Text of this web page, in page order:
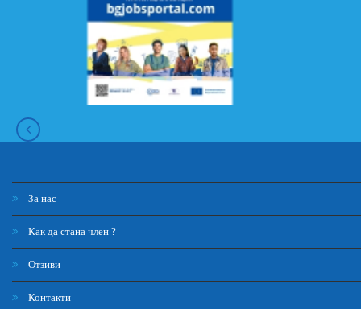
За нас
Как да стана член ?
Отзиви
Контакти